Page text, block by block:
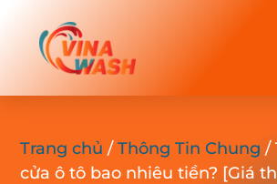
Trang chủ /Thông Tin Chung /
cửa ô tô bao nhiêu tiền? [Giá